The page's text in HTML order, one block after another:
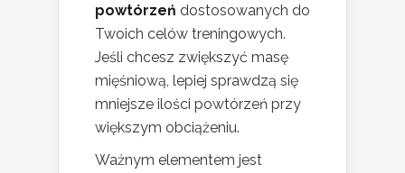
powtórzeń dostosowanych do
Twoich celów treningowych.
Jeśli chcesz zwiększyć masę
mięśniową, lepiej sprawdzą się
mniejsze ilości powtórzeń przy
większym obciążeniu.
Ważnym elementem jest